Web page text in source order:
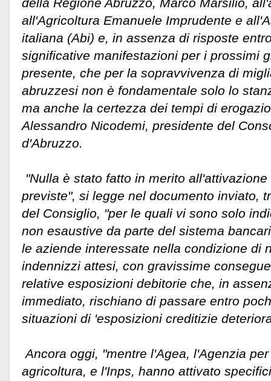
della Regione Abruzzo, Marco Marsilio,
all'Agricoltura Emanuele Imprudente e
italiana (Abi) e, in assenza di risposte
significative manifestazioni per i prossimi
presente, che per la sopravvivenza di
abruzzesi non è fondamentale solo lo
ma anche la certezza dei tempi di
Alessandro Nicodemi, presidente del
d'Abruzzo.
"Nulla è stato fatto in merito
previste", si legge nel documento inviato,
del Consiglio, "per le quali vi sono solo
non esaustive da parte del sistema
le aziende interessate nella condizione di
indennizzi attesi, con gravissime
relative esposizioni debitorie che, in
immediato, rischiano di passare entro
situazioni di 'esposizioni creditizie
Ancora oggi, "mentre l'Agea, l'Agenzia
agricoltura, e l'Inps, hanno attivato